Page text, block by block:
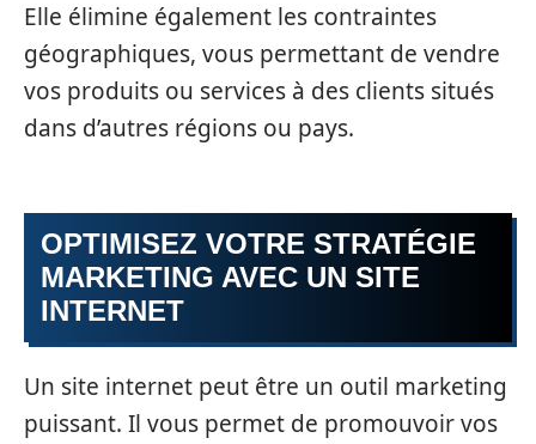
Elle élimine également les contraintes
géographiques, vous permettant de vendre
vos produits ou services à des clients situés
dans d’autres régions ou pays.
OPTIMISEZ VOTRE STRATÉGIE
MARKETING AVEC UN SITE
INTERNET
Un site internet peut être un outil marketing
puissant. Il vous permet de promouvoir vos